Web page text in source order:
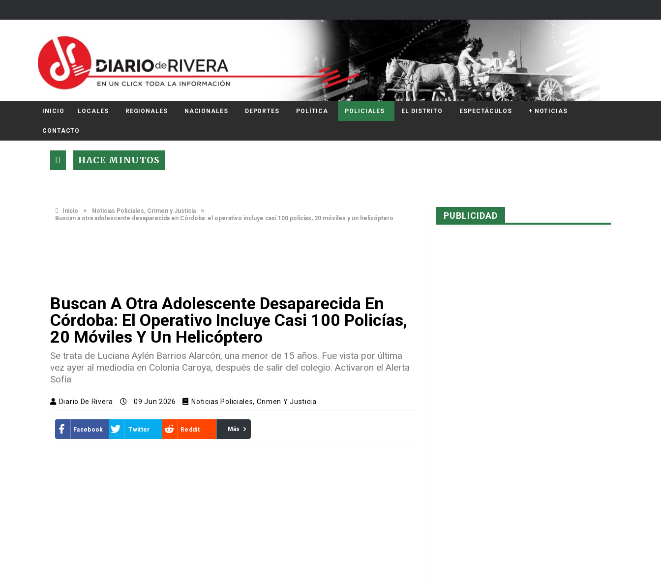
INICIO LOCALES REGIONALES NACIONALES DEPORTES POLÍTICA POLICIALES EL DISTRITO ESPECTÁCULOS + NOTICIAS
CONTACTO
HACE MINUTOS
Inicio » Noticias Policiales, Crimen y Justicia »
Buscan a otra adolescente desaparecida en Córdoba: el operativo incluye casi 100 policías, 20 móviles y un helicóptero
Buscan A Otra Adolescente Desaparecida En
Córdoba: El Operativo Incluye Casi 100 Policías,
20 Móviles Y Un Helicóptero
Se trata de Luciana Aylén Barrios Alarcón, una menor de 15 años. Fue vista por última
vez ayer al mediodía en Colonia Caroya, después de salir del colegio. Activaron el Alerta
Sofía
Diario De Rivera 09 Jun 2026 Noticias Policiales, Crimen Y Justicia
Facebook Twitter Reddit Más
PUBLICIDAD